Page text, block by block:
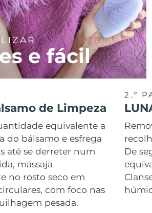
e fácil
de Limpeza
equivalente a
do bálsamo e esfrega
até se derreter num
massaja
no rosto seco em
com foco nas
pesada.
2.º
De